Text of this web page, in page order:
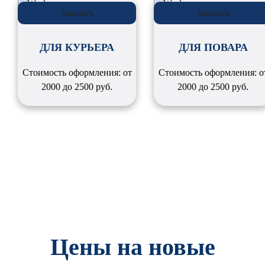
Заказать
ДЛЯ КУРЬЕРА
Стоимость оформления: от
2000 до 2500 руб.
Заказать
ДЛЯ ПОВАРА
Стоимость оформления:
2000 до 2500 руб.
Цены на новые